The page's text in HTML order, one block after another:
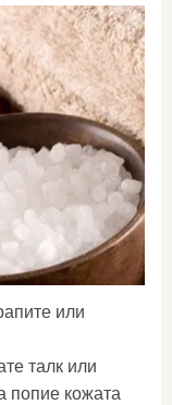
или
талк или
попие кожата